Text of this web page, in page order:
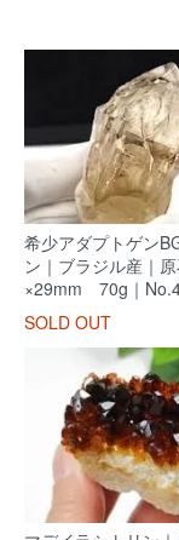
希少アダプトゲン
ン｜ブラジル産｜
×29mm 70g｜
SOLD OUT